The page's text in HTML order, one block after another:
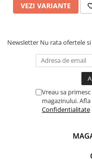
VEZI VARIANTE
Newsletter Nu rata ofertele
Vreau sa
magazinului.
Confidentialitate